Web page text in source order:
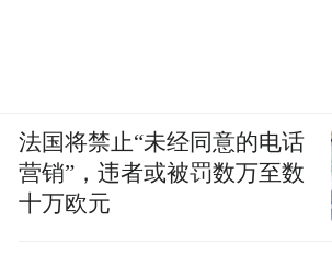
法国将禁止“未经同意的电话
营销”，违者或被罚数万至数
十万欧元